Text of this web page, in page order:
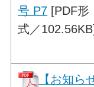
号 P7 [PDF形
式／102.56KB]
【お知ら